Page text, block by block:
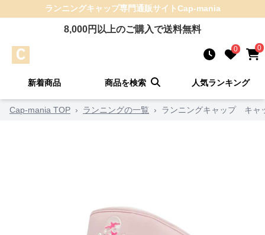
ランニングキャップ専門通販サイトCap-mania
8,000円以上のご購入で送料無料
0 0
新着商品 商品を検索 人気ランキング
Cap-mania TOP › ランニングの一覧 › ランニングキャップ キャ